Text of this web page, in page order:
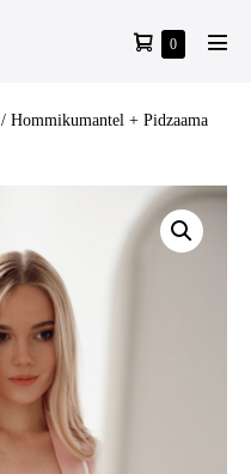
Shopping
0Items
/ Hommikumantel + Pidzaama